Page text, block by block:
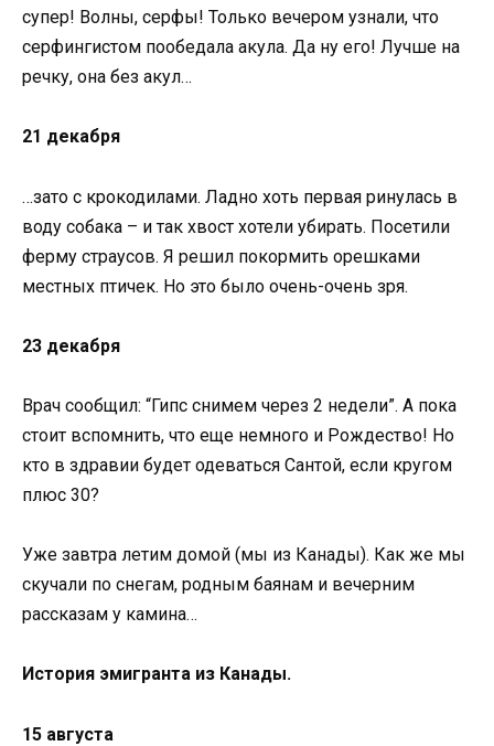
супер! Волны, серфы! Только вечером узнали, что
серфингистом пообедала акула. Да ну его! Лучше на
речку, она без акул…
21 декабря
…зато с крокодилами. Ладно хоть первая ринулась в
воду собака – и так хвост хотели убирать. Посетили
ферму страусов. Я решил покормить орешками
местных птичек. Но это было очень-очень зря.
23 декабря
Врач сообщил: “Гипс снимем через 2 недели”. А пока
стоит вспомнить, что еще немного и Рождество! Но
кто в здравии будет одеваться Сантой, если кругом
плюс 30?
Уже завтра летим домой (мы из Канады). Как же мы
скучали по снегам, родным баянам и вечерним
рассказам у камина…
История эмигранта из Канады.
15 августа